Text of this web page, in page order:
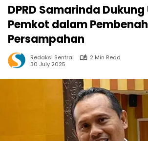
DPRD Samarinda
Pemkot dalam
Persampahan
Redaksi Sentral
2 Min Read
30 July 2025